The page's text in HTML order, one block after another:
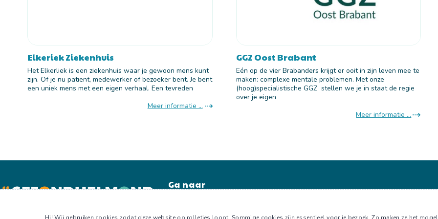
Elkeriek Ziekenhuis
Het Elkerliek is een ziekenhuis waar je gewoon mens kunt
zijn. Of je nu patiënt, medewerker of bezoeker bent. Je bent
een uniek mens met een eigen verhaal. Een tevreden
Meer informatie ...
GGZ Oost Brabant
Eén op de vier Brabanders krijgt er ooit in zijn leven mee te
maken: complexe mentale problemen. Met onze
(hoog)specialistische GGZ stellen we je in staat de regie
over je eigen
Meer informatie ...
Kalender